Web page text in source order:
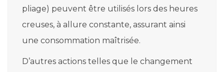
pliage) peuvent être utilisés lors des heures
creuses, à allure constante, assurant ainsi
une consommation maîtrisée.
D’autres actions telles que le changement